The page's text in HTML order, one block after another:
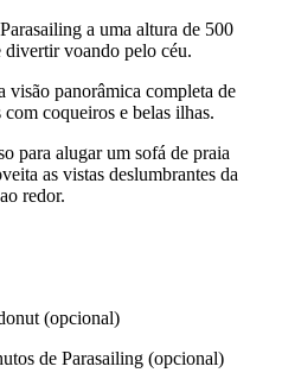
a uma altura de 500
divertir voando pelo céu.
visão panorâmica completa de
coqueiros e belas ilhas.
para alugar um sofá de praia
as vistas deslumbrantes da
redor.
(opcional)
de Parasailing (opcional)